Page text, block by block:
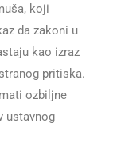
koji
da zakoni u
kao izraz
pritiska.
ozbiljne
ustavnog